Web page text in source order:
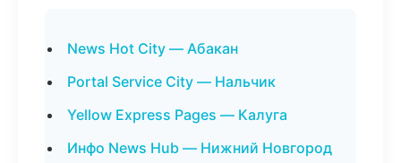
News Hot City — Абакан
Portal Service City — Нальчик
Yellow Express Pages — Калуга
Инфо News Hub — Нижний Новгород